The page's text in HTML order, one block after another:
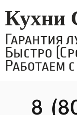
Кухни
Гарантия
Быстро
Работаем с
8